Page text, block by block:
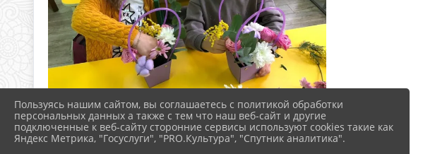
Пользуясь нашим сайтом, вы соглашаетесь с политикой обработки
персональных данных а также с тем что наш веб-сайт и другие
подключенные к веб-сайту сторонние сервисы используют cookies такие как
Яндекс Метрика, "Госуслуги", "PRO.Культура", "Спутник аналитика".